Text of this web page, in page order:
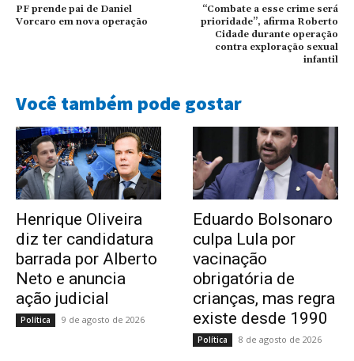
PF prende pai de Daniel
Vorcaro em nova operação
“Combate a esse crime será
prioridade”, afirma Roberto
Cidade durante operação
contra exploração sexual
infantil
Você também pode gostar
Henrique Oliveira
diz ter candidatura
barrada por Alberto
Neto e anuncia
ação judicial
Política 9 de agosto de 2026
Eduardo Bolsonaro
culpa Lula por
vacinação
obrigatória de
crianças, mas regra
existe desde 1990
Política 8 de agosto de 2026